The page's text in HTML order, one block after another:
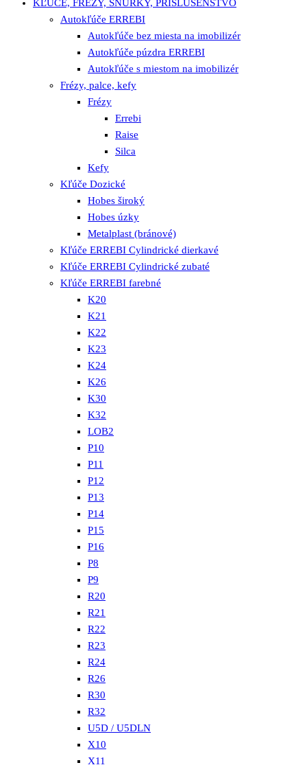
KĽÚČE, FRÉZY, ŠNÚRKY, PRÍSLUŠENSTVO
Autokľúče ERREBI
Autokľúče bez miesta na imobilizér
Autokľúče púzdra ERREBI
Autokľúče s miestom na imobilizér
Frézy, palce, kefy
Frézy
Errebi
Raise
Silca
Kefy
Kľúče Dozické
Hobes široký
Hobes úzky
Metalplast (bránové)
Kľúče ERREBI Cylindrické dierkavé
Kľúče ERREBI Cylindrické zubaté
Kľúče ERREBI farebné
K20
K21
K22
K23
K24
K26
K30
K32
LOB2
P10
P11
P12
P13
P14
P15
P16
P8
P9
R20
R21
R22
R23
R24
R26
R30
R32
U5D / U5DLN
X10
X11